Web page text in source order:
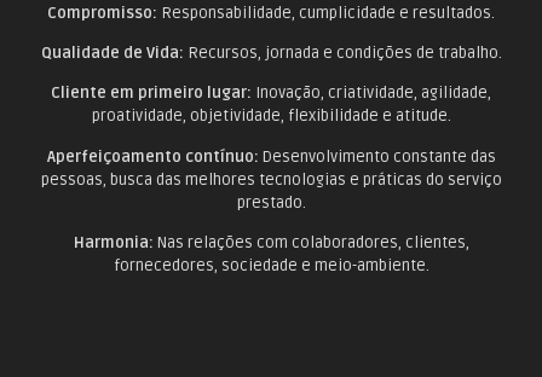
Compromisso: Responsabilidade, cumplicidade e resultados.
Qualidade de Vida: Recursos, jornada e condições de trabalho.
Cliente em primeiro lugar: Inovação, criatividade, agilidade,
proatividade, objetividade, flexibilidade e atitude.
Aperfeiçoamento contínuo: Desenvolvimento constante das
pessoas, busca das melhores tecnologias e práticas do serviço
prestado.
Harmonia: Nas relações com colaboradores, clientes,
fornecedores, sociedade e meio-ambiente.